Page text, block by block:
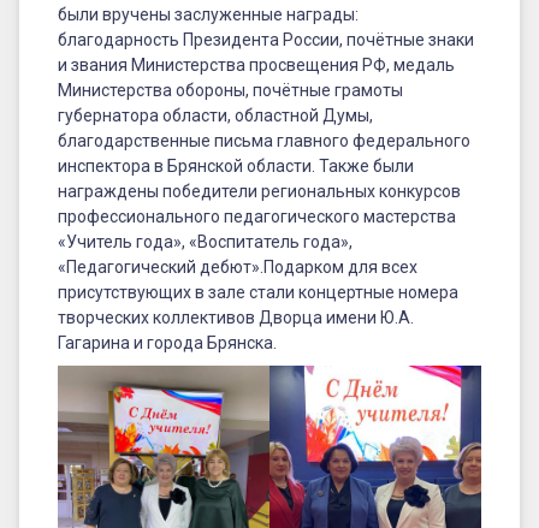
были вручены заслуженные награды:
благодарность Президента России, почётные знаки
и звания Министерства просвещения РФ, медаль
Министерства обороны, почётные грамоты
губернатора области, областной Думы,
благодарственные письма главного федерального
инспектора в Брянской области. Также были
награждены победители региональных конкурсов
профессионального педагогического мастерства
«Учитель года», «Воспитатель года»,
«Педагогический дебют».Подарком для всех
присутствующих в зале стали концертные номера
творческих коллективов Дворца имени Ю.А.
Гагарина и города Брянска.